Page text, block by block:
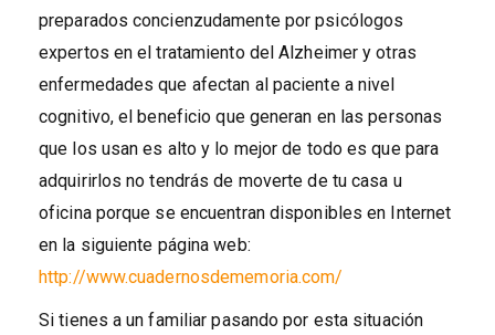
preparados concienzudamente por psicólogos
expertos en el tratamiento del Alzheimer y otras
enfermedades que afectan al paciente a nivel
cognitivo, el beneficio que generan en las personas
que los usan es alto y lo mejor de todo es que para
adquirirlos no tendrás de moverte de tu casa u
oficina porque se encuentran disponibles en Internet
en la siguiente página web:
http://www.cuadernosdememoria.com/
Si tienes a un familiar pasando por esta situación